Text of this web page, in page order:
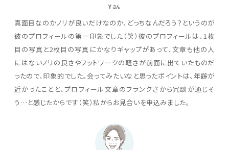
Yさん
真面目なのかノリが良いだけなのか、どっちなんだろう？というのが
彼のプロフィールの第一印象でした（笑）彼のプロフィールは、1枚
目の写真と2枚目の写真にかなりギャップがあって、文章も他の人
にはないノリの良さやフットワークの軽さが前面に出ていたものだ
ったので、印象的でした。会ってみたいなと思ったポイントは、年齢が
近かったことと、プロフィール文章のフランクさから冗談が通じそ
う…と感じたからです（笑）私からお見合いを申込みました。